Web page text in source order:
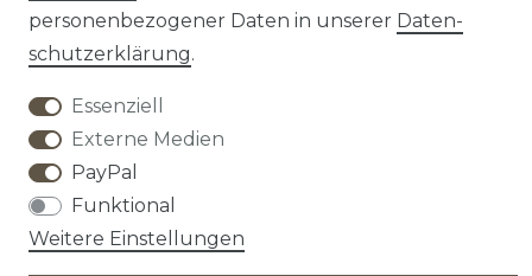
Widerrufs­recht
Impressum Daten­schutz­erklärung
personenbezogener Daten in unserer Daten­
schutz­erklärung.
Essenziell
Externe Medien
PayPal
Funktional
Weitere Einstellungen